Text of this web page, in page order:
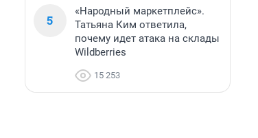
5
«Народный маркетплейс».
Татьяна Ким ответила,
почему идет атака на склады
Wildberries
15 253